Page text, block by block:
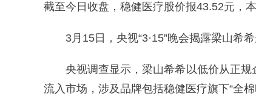
截至今日收盘，稳健医疗股价报43.52元，
3月15日，央视“3·15”晚会揭露梁山希
央视调查显示，梁山希希以低价从正
流入市场，涉及品牌包括稳健医疗旗下“全棉